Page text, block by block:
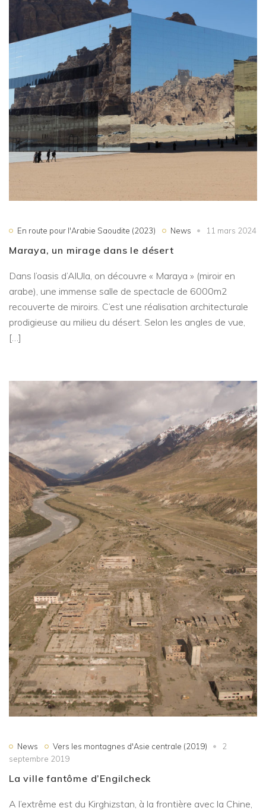
En route pour l'Arabie Saoudite (2023) News 11 mars 2024
Maraya, un mirage dans le désert
Dans l’oasis d’AlUla, on découvre « Maraya » (miroir en
arabe), une immense salle de spectacle de 6000m2
recouverte de miroirs. C’est une réalisation architecturale
prodigieuse au milieu du désert. Selon les angles de vue,
[…]
News Vers les montagnes d'Asie centrale (2019)
2
septembre 2019
La ville fantôme d’Engilcheck
A l’extrême est du Kirghizstan, à la frontière avec la Chine,